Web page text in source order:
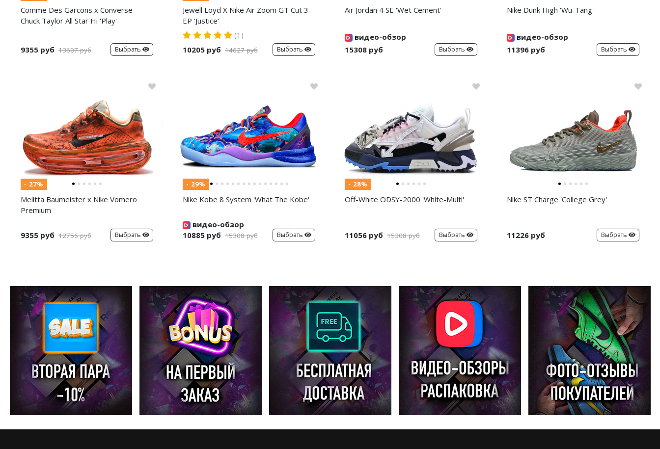
Comme Des Garcons x Converse
Chuck Taylor All Star Hi 'Play'
9355 руб 13607 руб Выбрать
Jewell Loyd X Nike Air Zoom GT Cut 3
EP 'Justice'
(1)
10205 руб 14627 руб Выбрать
Air Jordan 4 SE 'Wet Cement'
видео-обзор
15308 руб
Выбрать
Nike Dunk High 'Wu-Tang'
видео-обзор
11396 руб
Выбрать
- 27%
Melitta Baumeister x Nike Vomero
Premium
9355 руб 12756 руб Выбрать
- 29%
Nike Kobe 8 System 'What The Kobe'
видео-обзор
10885 руб 15308 руб Выбрать
- 28%
Off-White ODSY-2000 'White-Multi'
11056 руб 15308 руб Выбрать
Nike ST Charge 'College Grey'
11226 руб Выбрать